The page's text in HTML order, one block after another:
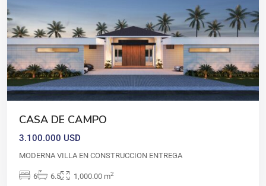
CASA DE CAMPO
3.100.000 USD
MODERNA VILLA EN CONSTRUCCION ENTREGA
6 6.5 1,000.00 m2
CASA
CAMPO
Casa
de
La